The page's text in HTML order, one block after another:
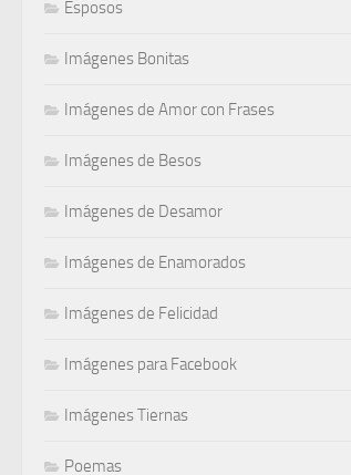
Esposos
Imágenes Bonitas
Imágenes de Amor con Frases
Imágenes de Besos
Imágenes de Desamor
Imágenes de Enamorados
Imágenes de Felicidad
Imágenes para Facebook
Imágenes Tiernas
Poemas